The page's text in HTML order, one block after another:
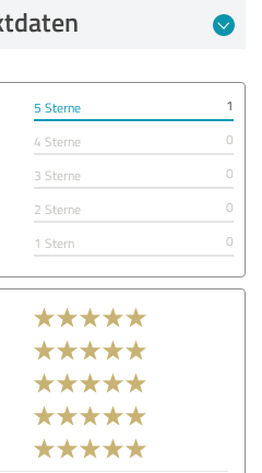
5 Sterne
1
4 Sterne
0
3 Sterne
0
2 Sterne
0
1 Stern
0